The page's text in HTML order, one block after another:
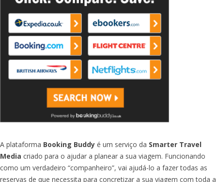
A plataforma Booking Buddy é um serviço da Smarter Travel
Media criado para o ajudar a planear a sua viagem. Funcionando
como um verdadeiro “companheiro”, vai ajudá-lo a fazer todas as
reservas de que necessita para concretizar a sua viagem com toda a